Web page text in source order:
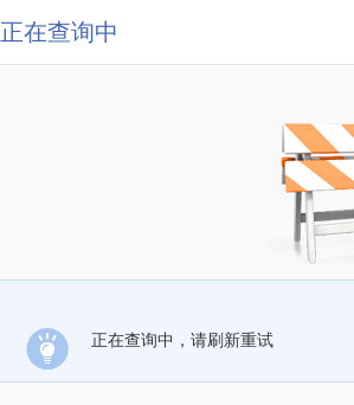
正在查询中
正在查询中，请刷新重试